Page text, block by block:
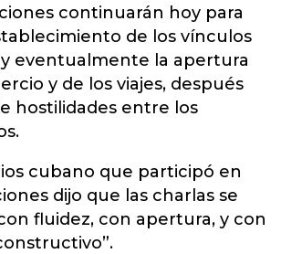
continuarán hoy para
de los vínculos
eventualmente la apertura
y de los viajes, después
hostilidades entre los
cubano que participó en
dijo que las charlas se
fluidez, con apertura, y con